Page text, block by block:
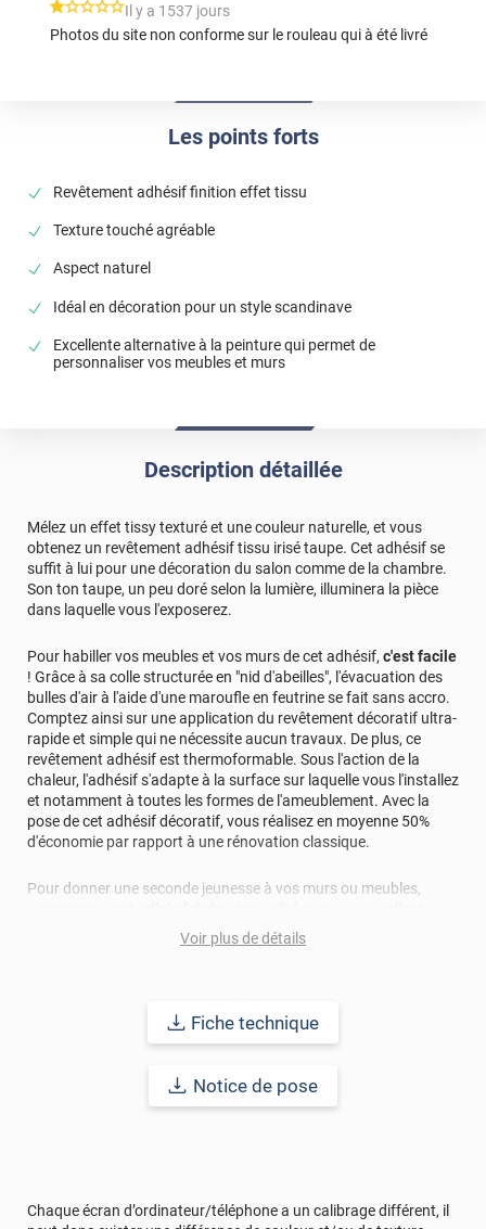
Les points forts
Revêtement adhésif finition effet tissu
Texture touché agréable
Aspect naturel
Idéal en décoration pour un style scandinave
Excellente alternative à la peinture qui permet de
personnaliser vos meubles et murs
*****
Il y a 1537 jours
Photos du site non conforme sur le rouleau qui à été livré
Description détaillée
Mélez un effet tissy texturé et une couleur naturelle, et vous
obtenez un revêtement adhésif tissu irisé taupe. Cet adhésif se
suffit à lui pour une décoration du salon comme de la chambre.
Son ton taupe, un peu doré selon la lumière, illuminera la pièce
dans laquelle vous l'exposerez.
Pour habiller vos meubles et vos murs de cet adhésif, c'est facile
! Grâce à sa colle structurée en "nid d'abeilles", l'évacuation des
bulles d'air à l'aide d'une maroufle en feutrine se fait sans accro.
Comptez ainsi sur une application du revêtement décoratif ultra-
rapide et simple qui ne nécessite aucun travaux. De plus, ce
revêtement adhésif est thermoformable. Sous l'action de la
chaleur, l'adhésif s'adapte à la surface sur laquelle vous l'installez
et notamment à toutes les formes de l'ameublement. Avec la
pose de cet adhésif décoratif, vous réalisez en moyenne 50%
d'économie par rapport à une rénovation classique.
Pour donner une seconde jeunesse à vos murs ou meubles,
résistance à l’eau, à la saleté, à l’abrasion, aux UV et à l’usure.
Grâce à son épaisseur, cet adhésif masque également les petites
: 10 ans en pose intérieur (anti craquèlement,
Afin de vous rendre compte de la qualité et de son rendu
Voir plus de détails
Fiche technique
Notice de pose
Chaque écran d’ordinateur/téléphone a un calibrage différent, il